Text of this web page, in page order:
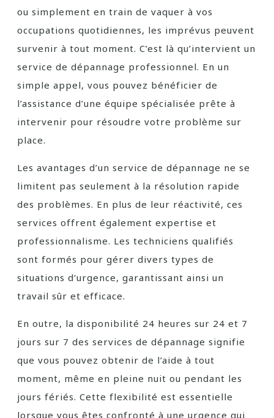
ou simplement en train de vaquer à vos
occupations quotidiennes, les imprévus peuvent
survenir à tout moment. C’est là qu’intervient un
service de dépannage professionnel. En un
simple appel, vous pouvez bénéficier de
l’assistance d’une équipe spécialisée prête à
intervenir pour résoudre votre problème sur
place.
Les avantages d’un service de dépannage ne se
limitent pas seulement à la résolution rapide
des problèmes. En plus de leur réactivité, ces
services offrent également expertise et
professionnalisme. Les techniciens qualifiés
sont formés pour gérer divers types de
situations d’urgence, garantissant ainsi un
travail sûr et efficace.
En outre, la disponibilité 24 heures sur 24 et 7
jours sur 7 des services de dépannage signifie
que vous pouvez obtenir de l’aide à tout
moment, même en pleine nuit ou pendant les
jours fériés. Cette flexibilité est essentielle
lorsque vous êtes confronté à une urgence qui